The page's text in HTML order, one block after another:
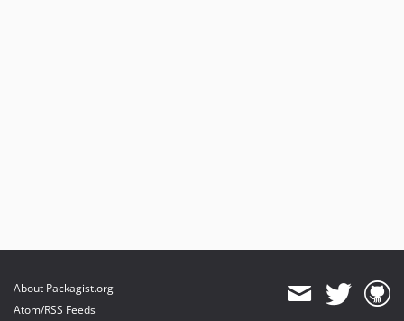
About Packagist.org
Atom/RSS Feeds